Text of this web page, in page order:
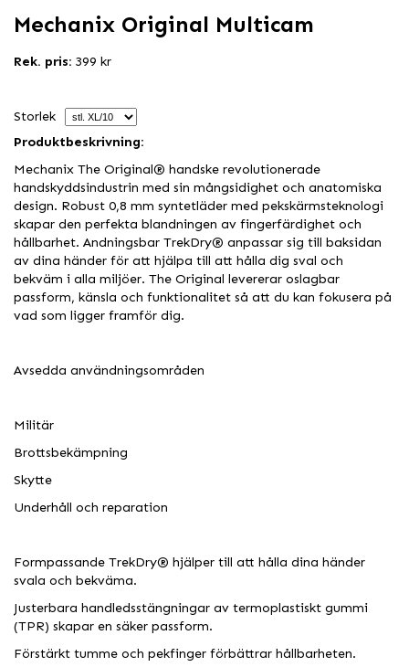
Mechanix Original Multicam
Rek. pris: 399 kr
Storlek
Produktbeskrivning:
Mechanix The Original® handske revolutionerade
handskyddsindustrin med sin mångsidighet och anatomiska
design. Robust 0,8 mm syntetläder med pekskärmsteknologi
skapar den perfekta blandningen av fingerfärdighet och
hållbarhet. Andningsbar TrekDry® anpassar sig till baksidan
av dina händer för att hjälpa till att hålla dig sval och
bekväm i alla miljöer. The Original levererar oslagbar
passform, känsla och funktionalitet så att du kan fokusera på
vad som ligger framför dig.
Avsedda användningsområden
Militär
Brottsbekämpning
Skytte
Underhåll och reparation
Formpassande TrekDry® hjälper till att hålla dina händer
svala och bekväma.
Justerbara handledsstängningar av termoplastiskt gummi
(TPR) skapar en säker passform.
Förstärkt tumme och pekfinger förbättrar hållbarheten.